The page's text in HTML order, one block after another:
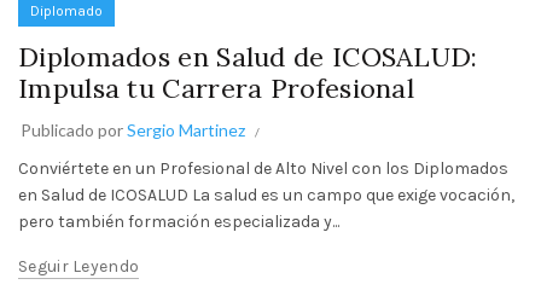
Diplomado
Diplomados en Salud de ICOSALUD:
Impulsa tu Carrera Profesional
Publicado porSergio Martinez
Conviértete en un Profesional de Alto Nivel con los Diplomados
en Salud de ICOSALUD La salud es un campo que exige vocación,
pero también formación especializada y...
Seguir Leyendo